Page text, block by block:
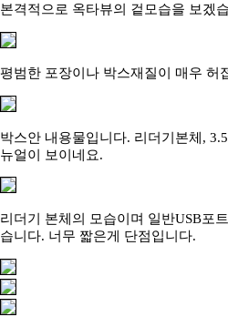
본격적으로 옥타뷰의 겉모습을 보겠
평범한 포장이나 박스재질이 매우 허
박스안 내용물입니다. 리더기본체,
뉴얼이 보이네요.
리더기 본체의 모습이며 일반USB포
습니다. 너무 짧은게 단점입니다.